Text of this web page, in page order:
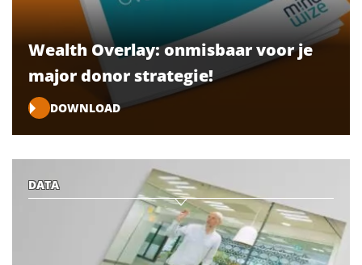
Wealth Overlay: onmisbaar voor je
major donor strategie!
DOWNLOAD
DATA